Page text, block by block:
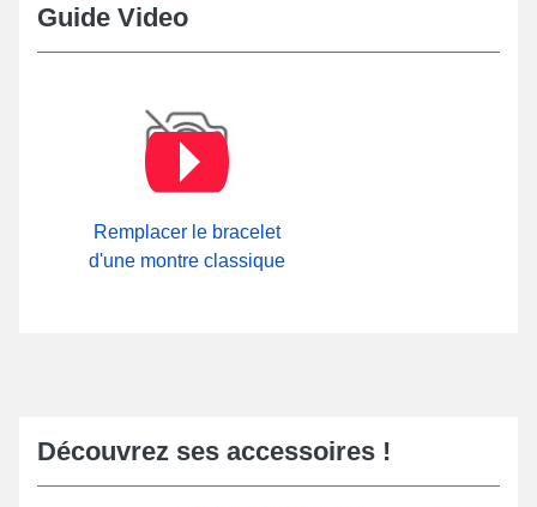
Guide Video
Remplacer le bracelet
d'une montre classique
Découvrez ses accessoires !